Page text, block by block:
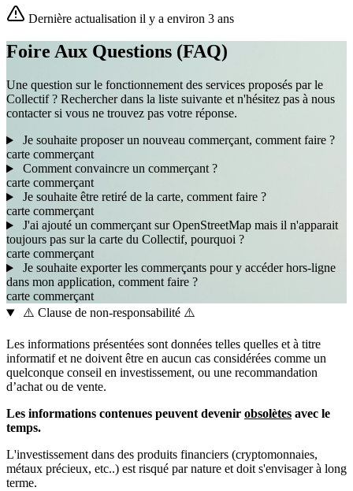
Dernière actualisation il y a environ 3 ans
Foire Aux Questions (FAQ)
Une question sur le fonctionnement des services proposés par le
Collectif ? Rechercher dans la liste suivante et n'hésitez pas à nous
contacter si vous ne trouvez pas votre réponse.
Je souhaite proposer un nouveau commerçant, comment faire ?
carte commerçant
Comment convaincre un commerçant ?
carte commerçant
Je souhaite être retiré de la carte, comment faire ?
carte commerçant
J'ai ajouté un commerçant sur OpenStreetMap mais il n'apparait
toujours pas sur la carte du Collectif, pourquoi ?
carte commerçant
Je souhaite exporter les commerçants pour y accéder hors-ligne
dans mon application, comment faire ?
carte commerçant
⚠️ Clause de non-responsabilité ⚠️
Les informations présentées sont données telles quelles et à titre
informatif et ne doivent être en aucun cas considérées comme un
quelconque conseil en investissement, ou une recommandation
d’achat ou de vente.
Les informations contenues peuvent devenir obsolètes avec le
temps.
L'investissement dans des produits financiers (cryptomonnaies,
métaux précieux, etc..) est risqué par nature et doit s'envisager à long
terme.